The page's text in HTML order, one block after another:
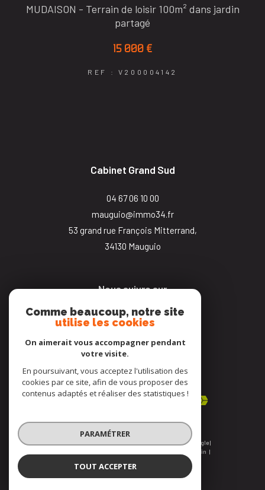
MUDAISON - Terrain de loisir 100m² dans jardin
partagé
15 000 €
REF : V200004142
Cabinet Grand Sud
04 67 06 10 00
mauguio@immo34.fr
53 grand rue François Mitterrand,
34130
mauguio
Nous suivre sur
Adhérents
© 2026 | Tous droits réservés | Traduction powered by Google |
Admin
Comme beaucoup, notre site
utilise les cookies
On aimerait vous accompagner pendant
votre visite.
En poursuivant, vous acceptez l'utilisation des
cookies par ce site, afin de vous proposer des
contenus adaptés et réaliser des statistiques !
PARAMÉTRER
TOUT ACCEPTER